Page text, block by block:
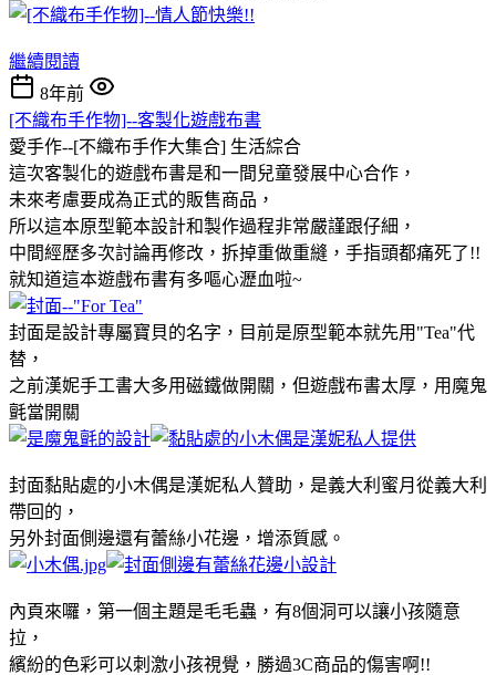
繼續閱讀
8年前
[不織布手作物]--客製化遊戲布書
愛手作--[不織布手作大集合] 生活綜合
這次客製化的遊戲布書是和一間兒童發展中心合作，
未來考慮要成為正式的販售商品，
所以這本原型範本設計和製作過程非常嚴謹跟仔細，
中間經歷多次討論再修改，拆掉重做重縫，手指頭都痛死了!!
就知道這本遊戲布書有多嘔心瀝血啦~
封面是設計專屬寶貝的名字，目前是原型範本就先用"Tea"代
替，
之前漢妮手工書大多用磁鐵做開關，但遊戲布書太厚，用魔鬼
氈當開關
封面黏貼處的小木偶是漢妮私人贊助，是義大利蜜月從義大利
帶回的，
另外封面側邊還有蕾絲小花邊，增添質感。
內頁來囉，第一個主題是毛毛蟲，有8個洞可以讓小孩隨意
拉，
繽紛的色彩可以刺激小孩視覺，勝過3C商品的傷害啊!!